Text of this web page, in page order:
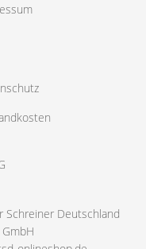
Schreiner Deutschland